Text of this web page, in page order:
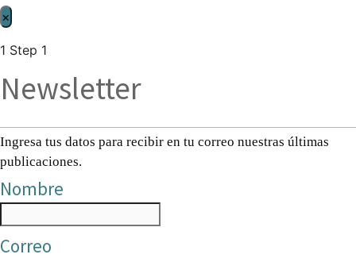
×
1 Step 1
Newsletter
Ingresa tus datos para recibir en tu correo nuestras últimas
publicaciones.
Nombre
Correo